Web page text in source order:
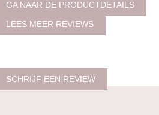
GA NAAR DE PRODUCTDETAILS
LEES MEER REVIEWS
SCHRIJF EEN REVIEW